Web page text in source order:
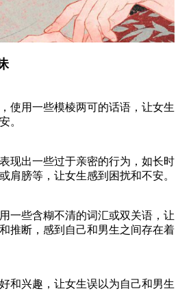
使用一些模棱两可的话语，让女生
。
现出一些过于亲密的行为，如长时
肩膀等，让女生感到困扰和不安。
一些含糊不清的词汇或双关语，让
推断，感到自己和男生之间存在着
和兴趣，让女生误以为自己和男生